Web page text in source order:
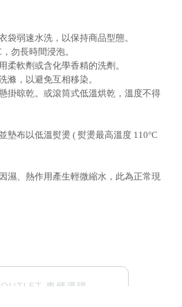
袋弱速水洗，以保持商品型態。
勿長時間浸泡。
柔軟劑或含化學香精的洗劑。
滌，以避免互相移染。
掛晾乾。或滾筒式低溫烘乾，溫度不得
墊布以低溫熨燙 ( 熨燙最高溫度 110°C
濕、熱作用產生輕微縮水，此為正常現
專櫃選購